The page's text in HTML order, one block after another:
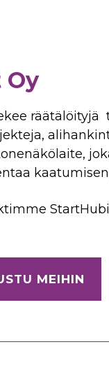
räätälöityjä
MEIHIN